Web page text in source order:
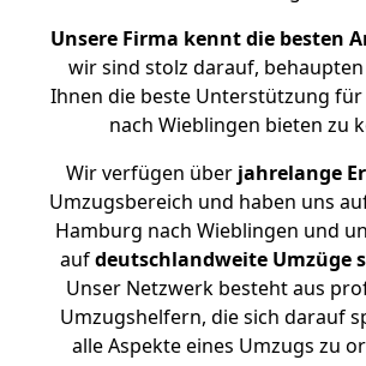
Unsere Firma kennt die besten
wir sind stolz darauf,
Ihnen die beste Unterstützung
nach Wieblingen bieten zu
Wir verfügen überjahrelange
Umzugsbereich und haben uns
Hamburg nach Wieblingen und
aufdeutschlandweite Umzüge
Unser Netzwerk besteht aus
Umzugshelfern, die sich darauf
alle Aspekte eines Umzugs zu